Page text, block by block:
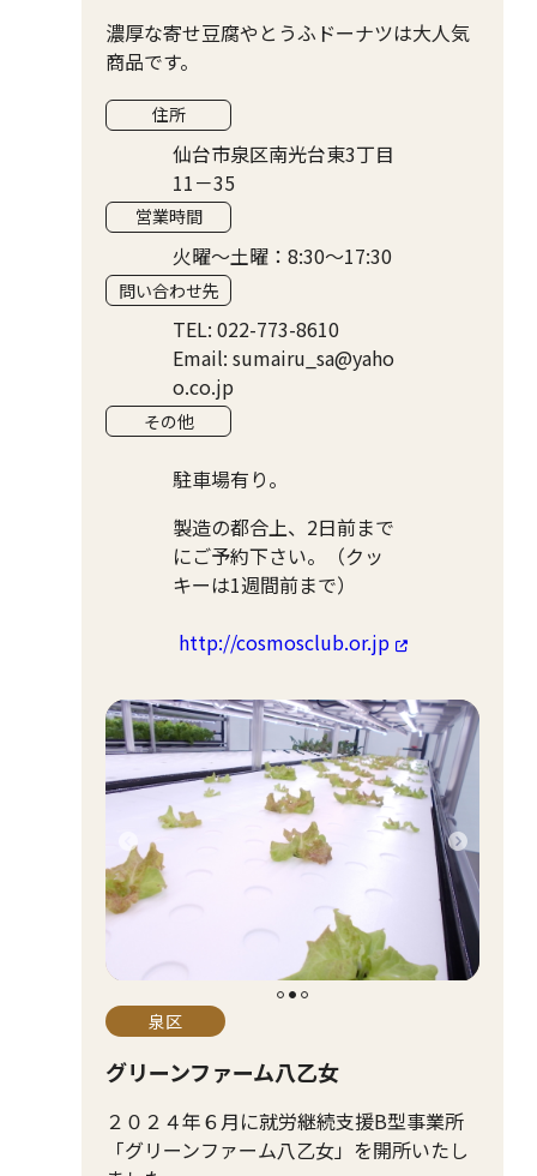
濃厚な寄せ豆腐やとうふドーナツは大人気
商品です。
住所
仙台市泉区南光台東3丁目
11－35
営業時間
火曜〜土曜：8:30〜17:30
問い合わせ先
TEL: 022-773-8610
Email: sumairu_sa@yaho
o.co.jp
その他
駐車場有り。
製造の都合上、2日前まで
にご予約下さい。（クッ
キーは1週間前まで）
http://cosmosclub.or.jp
泉区
グリーンファーム八乙女
２０２４年６月に就労継続支援B型事業所
「グリーンファーム八乙女」を開所いたし